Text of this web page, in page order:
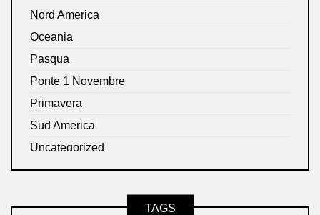
Nord America
Oceania
Pasqua
Ponte 1 Novembre
Primavera
Sud America
Uncategorized
TAGS